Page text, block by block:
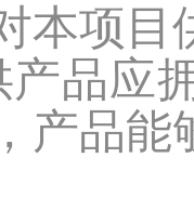
本项
产品应
产品能